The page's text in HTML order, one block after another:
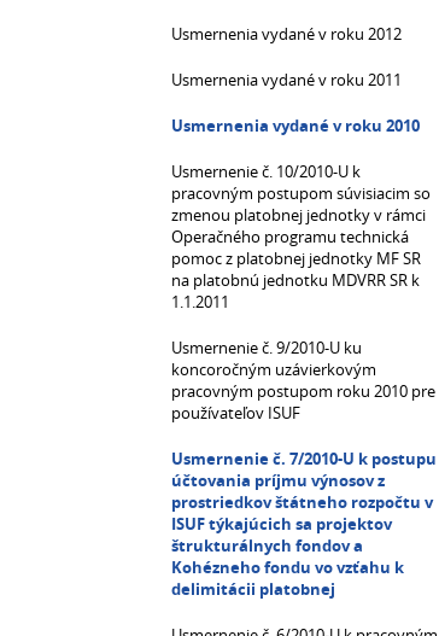
Usmernenia vydané v roku 2012
Usmernenia vydané v roku 2011
Usmernenia vydané v roku 2010
Usmernenie č. 10/2010-U k
pracovným postupom súvisiacim so
zmenou platobnej jednotky v rámci
Operačného programu technická
pomoc z platobnej jednotky MF SR
na platobnú jednotku MDVRR SR k
1.1.2011
Usmernenie č. 9/2010-U ku
koncoročným uzávierkovým
pracovným postupom roku 2010 pre
používateľov ISUF
Usmernenie č. 7/2010-U k postupu
účtovania príjmu výnosov z
prostriedkov štátneho rozpočtu v
ISUF týkajúcich sa projektov
štrukturálnych fondov a
Kohézneho fondu vo vzťahu k
delimitácii platobnej